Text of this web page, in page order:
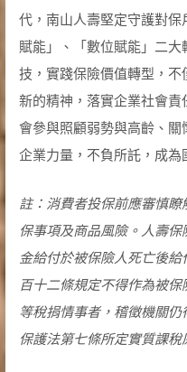
代，南山人壽堅定守護對
賦能」、「數位賦能」二
技，實踐保險價值轉型，不
新的精神，落實企業社會
會參與照顧弱勢與高齡、
企業力量，不負所託，成為
註：消費者投保前應審慎
保事項及商品風險。人壽
金給付於被保險人死亡後
百十二條規定不得作為被
等稅捐情事者，稽徵機關
保護法第七條所定實質課稅